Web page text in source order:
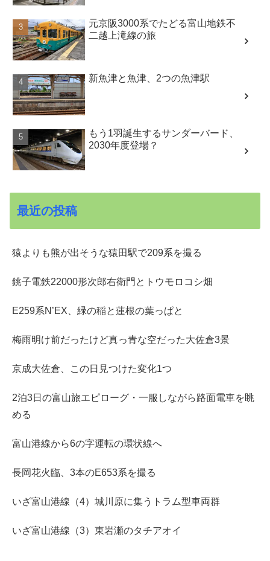
元京阪3000系でたどる富山地鉄不
二越上滝線の旅
新魚津と魚津、2つの魚津駅
もう1羽誕生するサンダーバード、
2030年度登場？
最近の投稿
猿よりも熊が出そうな猿田駅で209系を撮る
銚子電鉄22000形次郎右衛門とトウモロコシ畑
E259系N’EX、緑の稲と蓮根の葉っぱと
梅雨明け前だったけど真っ青な空だった大佐倉3景
京成大佐倉、この日見つけた変化1つ
2泊3日の富山旅エピローグ・一服しながら路面電車を眺
める
富山港線から6の字運転の環状線へ
長岡花火臨、3本のE653系を撮る
いざ富山港線（4）城川原に集うトラム型車両群
いざ富山港線（3）東岩瀬のタチアオイ